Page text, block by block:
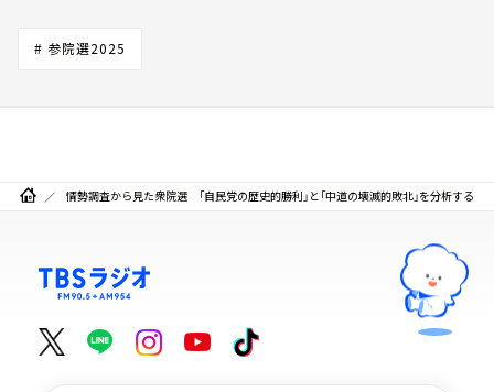
# 参院選2025
情勢調査から見た衆院選 「自民党の歴史的勝利」と「中道の壊滅的敗北」を分析する